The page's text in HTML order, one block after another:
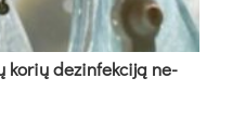
ko­rių de­zin­fek­ci­ją ne­